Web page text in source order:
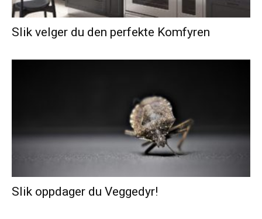
Slik velger du den perfekte Komfyren
Slik oppdager du Veggedyr!